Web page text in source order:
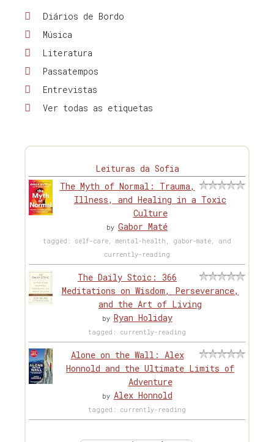
Diários de Bordo
Música
Literatura
Passatempos
Entrevistas
Ver todas as etiquetas
Leituras da Sofia
The Myth of Normal: Trauma,
Illness, and Healing in a Toxic
Culture
by Gabor Maté
tagged: self-care, mental-health, gabor-maté, and
currently-reading
The Daily Stoic: 366
Meditations on Wisdom, Perseverance,
and the Art of Living
by Ryan Holiday
tagged: currently-reading
Alone on the Wall: Alex
Honnold and the Ultimate Limits of
Adventure
by Alex Honnold
tagged: currently-reading